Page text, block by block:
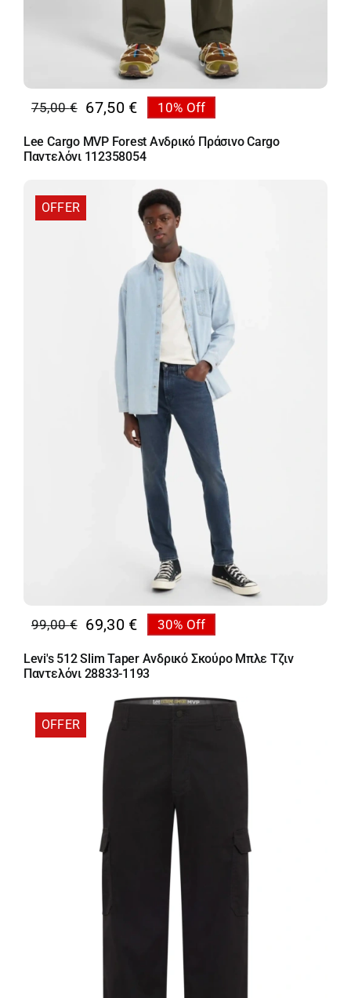
75,00€
Original
price
was:
67,50 €
Η
τρέχουσα
τιμή
67,50 €.
10% Off
Lee Cargo MVP Forest Ανδρικό Πράσινο Cargo
Παντελόνι 112358054
OFFER
99,00€
Original
price
was:
69,30 €
Η
τρέχουσα
τιμή
69,30 €.
30% Off
Levi's 512 Slim Taper Ανδρικό Σκούρο Μπλε Τζιν
Παντελόνι 28833-1193
OFFER